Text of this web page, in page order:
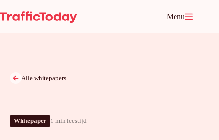
naar
de
Menu
Alle whitepapers
Whitepaper 1 min leestijd